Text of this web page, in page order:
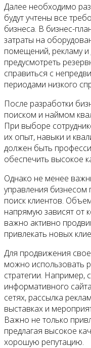
Далее необходимо
будут учтены все
бизнеса. В бизнес-
затраты на
помещений, рекламу
предусмотреть
справиться с
периодами низкого
После разработки
поиском и наймом
При выборе
их опыт, навыки и
должен быть
обеспечить высокое
Однако не менее
управления бизнесом
поиск клиентов.
напрямую зависят от
важно активно
привлекать новых
Для продвижения
можно использовать
стратегии. Например,
информативного
сетях, рассылка
выставках и
Важно не только
предлагая высокое
хорошую репутацию.